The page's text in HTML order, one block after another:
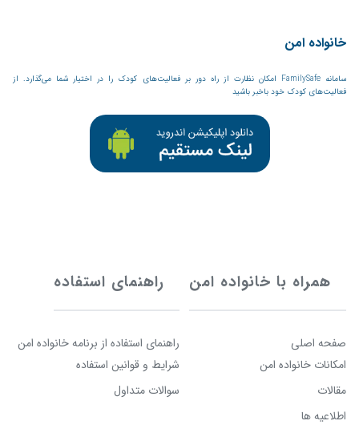
خانواده امن
سامانه FamilySafe امکان نظارت از راه دور بر فعالیت‌های کودک را در اختیار شما می‌گذارد. از
فعالیت‌های کودک خود باخبر باشید
همراه با خانواده امن
صفحه اصلی
امکانات خانواده امن
مقالات
اطلاعیه ها
راهنمای استفاده
راهنمای استفاده از برنامه خانواده امن
شرایط و قوانین استفاده
سوالات متداول